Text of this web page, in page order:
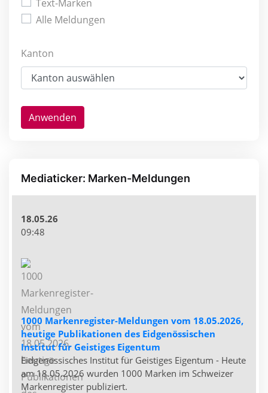
Text-Marken
Alle Meldungen
Kanton
Anwenden
Mediaticker: Marken-Meldungen
18.05.26
09:48
1000 Markenregister-Meldungen vom 18.05.2026,
heutige Publikationen des Eidgenössischen
Institut für Geistiges Eigentum
Eidgenössisches Institut für Geistiges Eigentum - Heute
am 18.05.2026 wurden 1000 Marken im Schweizer
Markenregister publiziert.